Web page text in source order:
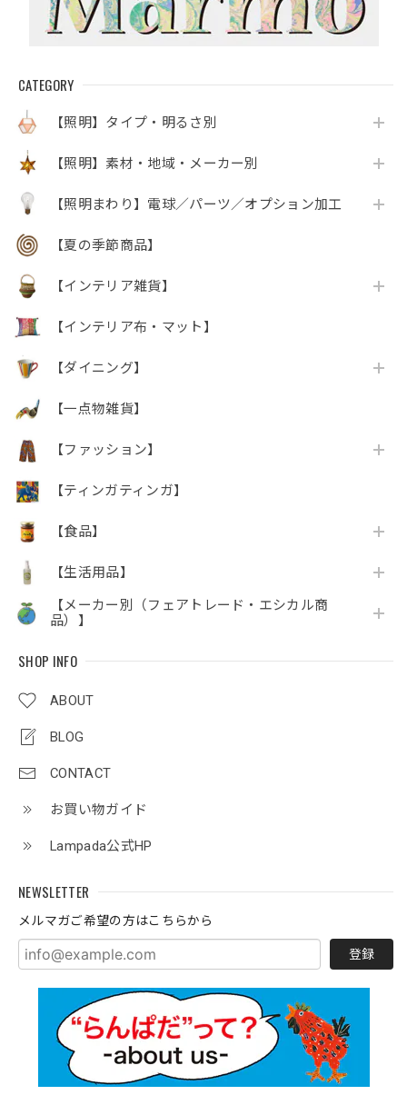
CATEGORY
【照明】タイプ・明るさ別
【照明】素材・地域・メーカー別
【照明まわり】電球／パーツ／オプション加工
【夏の季節商品】
【インテリア雑貨】
【インテリア布・マット】
【ダイニング】
【一点物雑貨】
【ファッション】
【ティンガティンガ】
【食品】
【生活用品】
【メーカー別（フェアトレード・エシカル商
品）】
SHOP INFO
ABOUT
BLOG
CONTACT
お買い物ガイド
Lampada公式HP
NEWSLETTER
メルマガご希望の方はこちらから
登録